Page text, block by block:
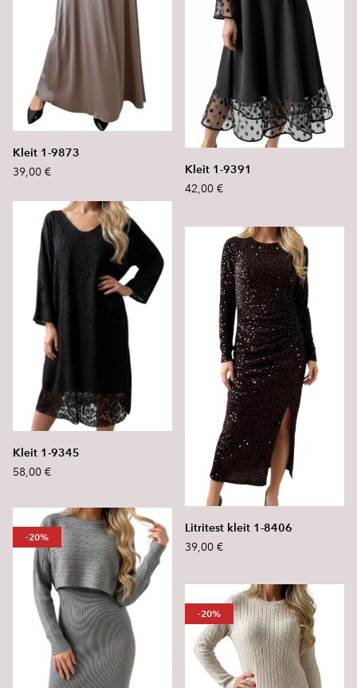
Kleit 1-9873
39,00 €
Kleit 1-9391
42,00 €
Kleit 1-9345
58,00 €
Litritest kleit 1-8406
39,00 €
-20%
-20%